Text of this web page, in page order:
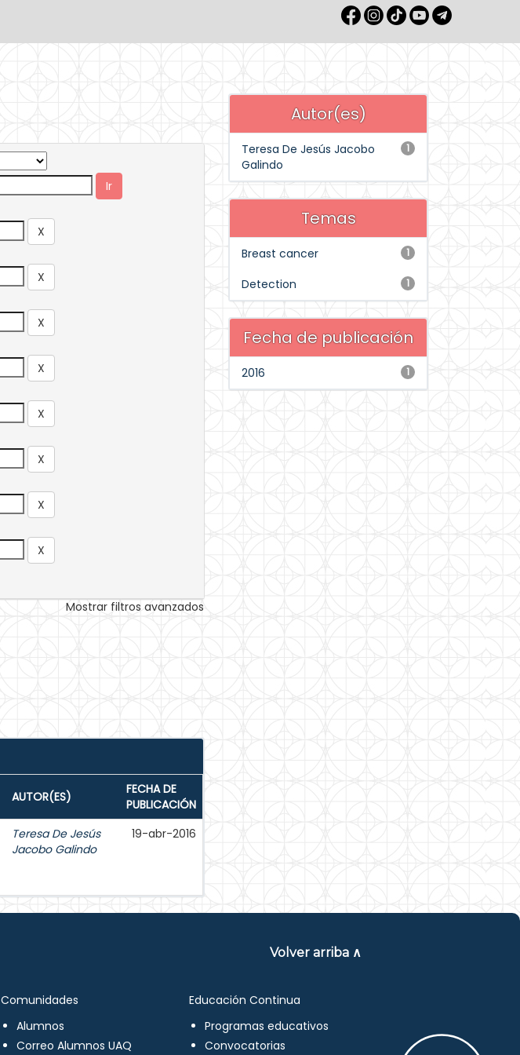
Mostrar filtros avanzados
AUTOR(ES)
FECHA DE
PUBLICACIÓN
Teresa De Jesús
Jacobo Galindo
19-abr-2016
Autor(es)
1
Teresa De Jesús Jacobo
Galindo
Temas
1
Breast cancer
1
Detection
Fecha de publicación
1
2016
Volver arriba ∧
Comunidades
Alumnos
Correo Alumnos UAQ
Educación Continua
Programas educativos
Convocatorias